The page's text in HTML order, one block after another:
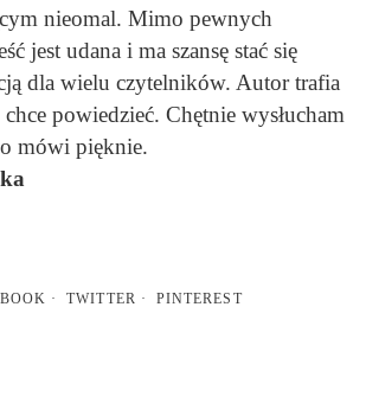
nieomal. Mimo pewnych
jest udana i ma szansę stać się
dla wielu czytelników. Autor trafia
powiedzieć. Chętnie wysłucham
mówi pięknie.
TWITTER PINTEREST